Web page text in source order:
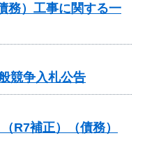
務）工事に関する一
競争入札公告
R7補正）（債務）